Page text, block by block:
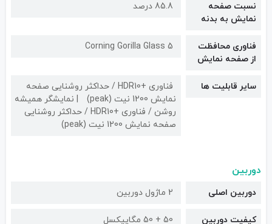
نسبت صفحه
نمایش به بدنه
85.8 درصد
فناوری محافظت
از صفحه نمایش
Corning Gorilla Glass 5
سایر قابلیت ها
فناوری +HDR10 / حداکثر روشنایی صفحه
نمایش 1200 نیت (peak)
نمایشگر همیشه
روشن / فناوری +HDR10 / حداکثر روشنایی
صفحه نمایش 1200 نیت (peak)
دوربین
دوربین اصلی 2 ماژول دوربین
کیفیت دوربین‌ 50 + 50 مگاپیکسل